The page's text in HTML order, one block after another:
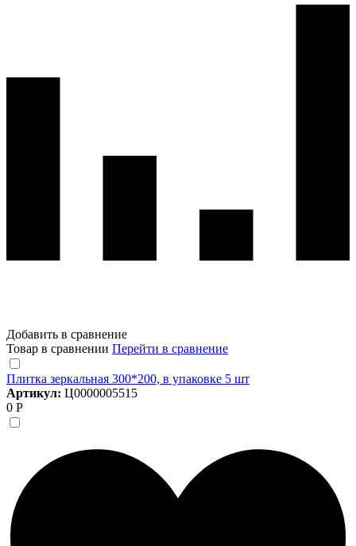
Добавить в сравнение
Товар в сравнении Перейти в сравнение
Плитка зеркальная 300*200, в упаковке 5 шт
Артикул: Ц0000005515
0 Р